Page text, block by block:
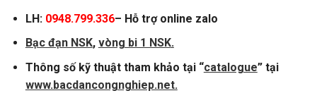
LH: 0948.799.336– Hỗ trợ online zalo
Bạc đạn NSK, vòng bi 1 NSK.
Thông số kỹ thuật tham khảo tại “catalogue” tại
www.bacdancongnghiep.net.